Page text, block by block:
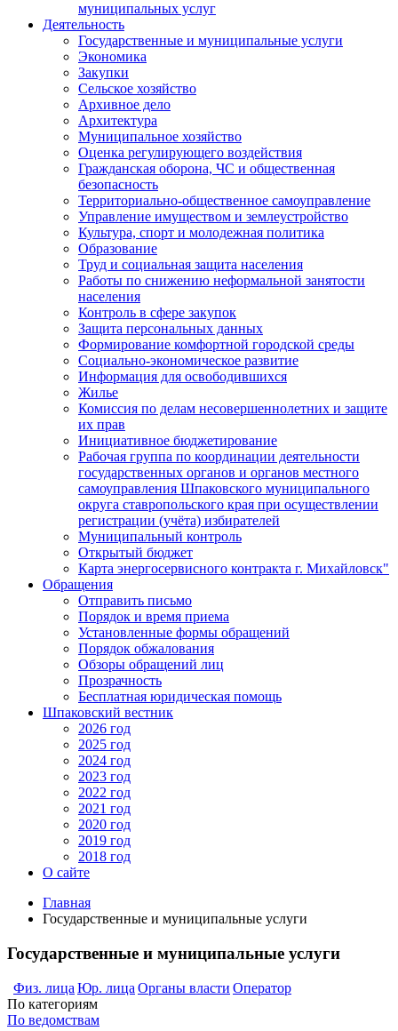
муниципальных услуг
Деятельность
Государственные и муниципальные услуги
Экономика
Закупки
Сельское хозяйство
Архивное дело
Архитектура
Муниципальное хозяйство
Оценка регулирующего воздействия
Гражданская оборона, ЧС и общественная
безопасность
Территориально-общественное самоуправление
Управление имуществом и землеустройство
Культура, спорт и молодежная политика
Образование
Труд и социальная защита населения
Работы по снижению неформальной занятости
населения
Контроль в сфере закупок
Защита персональных данных
Формирование комфортной городской среды
Социально-экономическое развитие
Информация для освободившихся
Жилье
Комиссия по делам несовершеннолетних и защите
их прав
Инициативное бюджетирование
Рабочая группа по координации деятельности
государственных органов и органов местного
самоуправления Шпаковского муниципального
округа ставропольского края при осуществлении
регистрации (учёта) избирателей
Муниципальный контроль
Открытый бюджет
Карта энергосервисного контракта г. Михайловск"
Обращения
Отправить письмо
Порядок и время приема
Установленные формы обращений
Порядок обжалования
Обзоры обращений лиц
Прозрачность
Бесплатная юридическая помощь
Шпаковский вестник
2026 год
2025 год
2024 год
2023 год
2022 год
2021 год
2020 год
2019 год
2018 год
О сайте
Главная
Государственные и муниципальные услуги
Государственные и муниципальные услуги
Физ. лица Юр. лица Органы власти Оператор
По категориям
По ведомствам